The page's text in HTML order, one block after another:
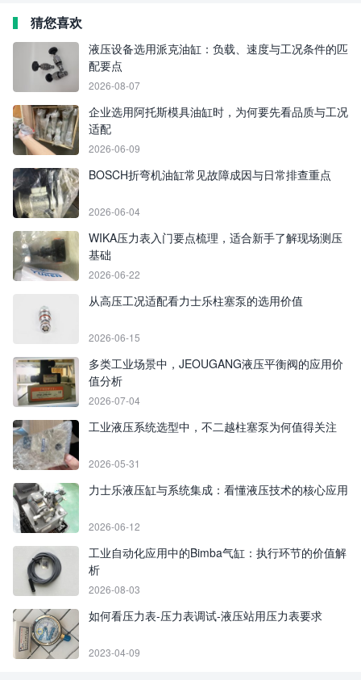
猜您喜欢
液压设备选用派克油缸：负载、速度与工况条件的匹
配要点
2026-08-07
企业选用阿托斯模具油缸时，为何要先看品质与工况
适配
2026-06-09
BOSCH折弯机油缸常见故障成因与日常排查重点
2026-06-04
WIKA压力表入门要点梳理，适合新手了解现场测压
基础
2026-06-22
从高压工况适配看力士乐柱塞泵的选用价值
2026-06-15
多类工业场景中，JEOUGANG液压平衡阀的应用价
值分析
2026-07-04
工业液压系统选型中，不二越柱塞泵为何值得关注
2026-05-31
力士乐液压缸与系统集成：看懂液压技术的核心应用
2026-06-12
工业自动化应用中的Bimba气缸：执行环节的价值解
析
2026-08-03
如何看压力表-压力表调试-液压站用压力表要求
2023-04-09